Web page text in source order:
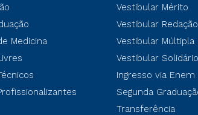
Medicina
Vestibular Mérito
Vestibular Redação
Vestibular Múltipla
Vestibular Solidário
Ingresso via Enem
Segunda
Transferência